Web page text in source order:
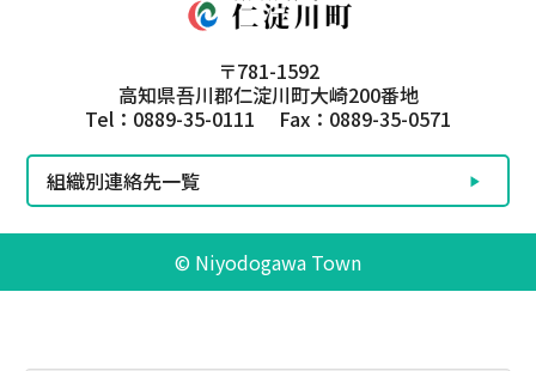
〒781-1592
高知県吾川郡仁淀川町大崎200番地
Tel：0889-35-0111 Fax：0889-35-0571
組織別連絡先一覧
© Niyodogawa Town